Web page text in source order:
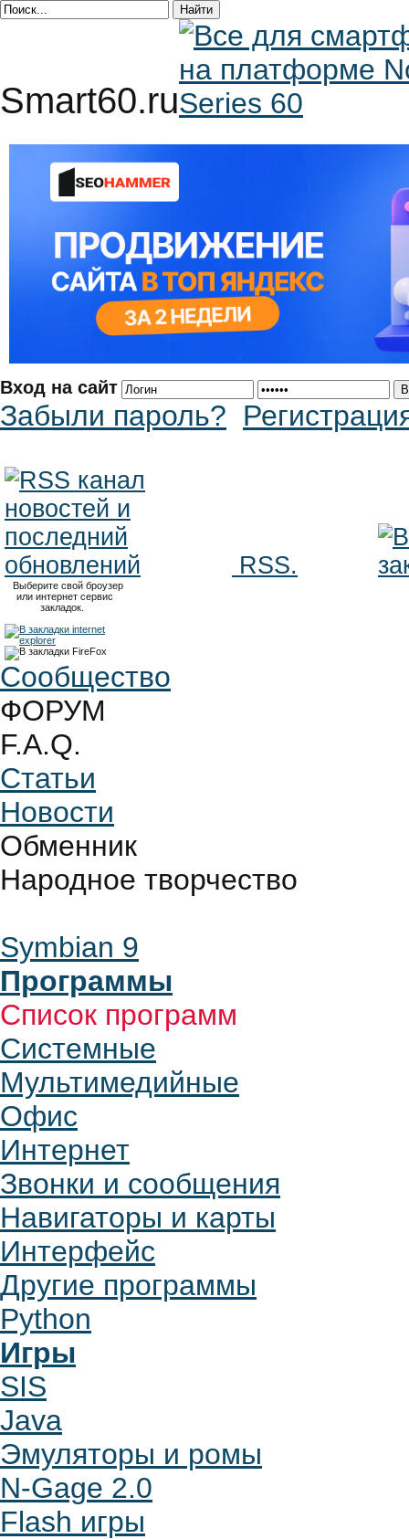
Smart60.ru
Вход на сайт
Забыли пароль?
RSS.
Выберите свой броузер
или интернет сервис
закладок.
Сообщество
ФОРУМ
F.A.Q.
Статьи
Новости
Обменник
Народное творчество
Symbian 9
Программы
Список программ
Системные
Мультимедийные
Офис
Интернет
Звонки и сообщения
Навигаторы и карты
Интерфейс
Другие программы
Python
Игры
SIS
Java
Эмуляторы и ромы
N-Gage 2.0
Flash игры